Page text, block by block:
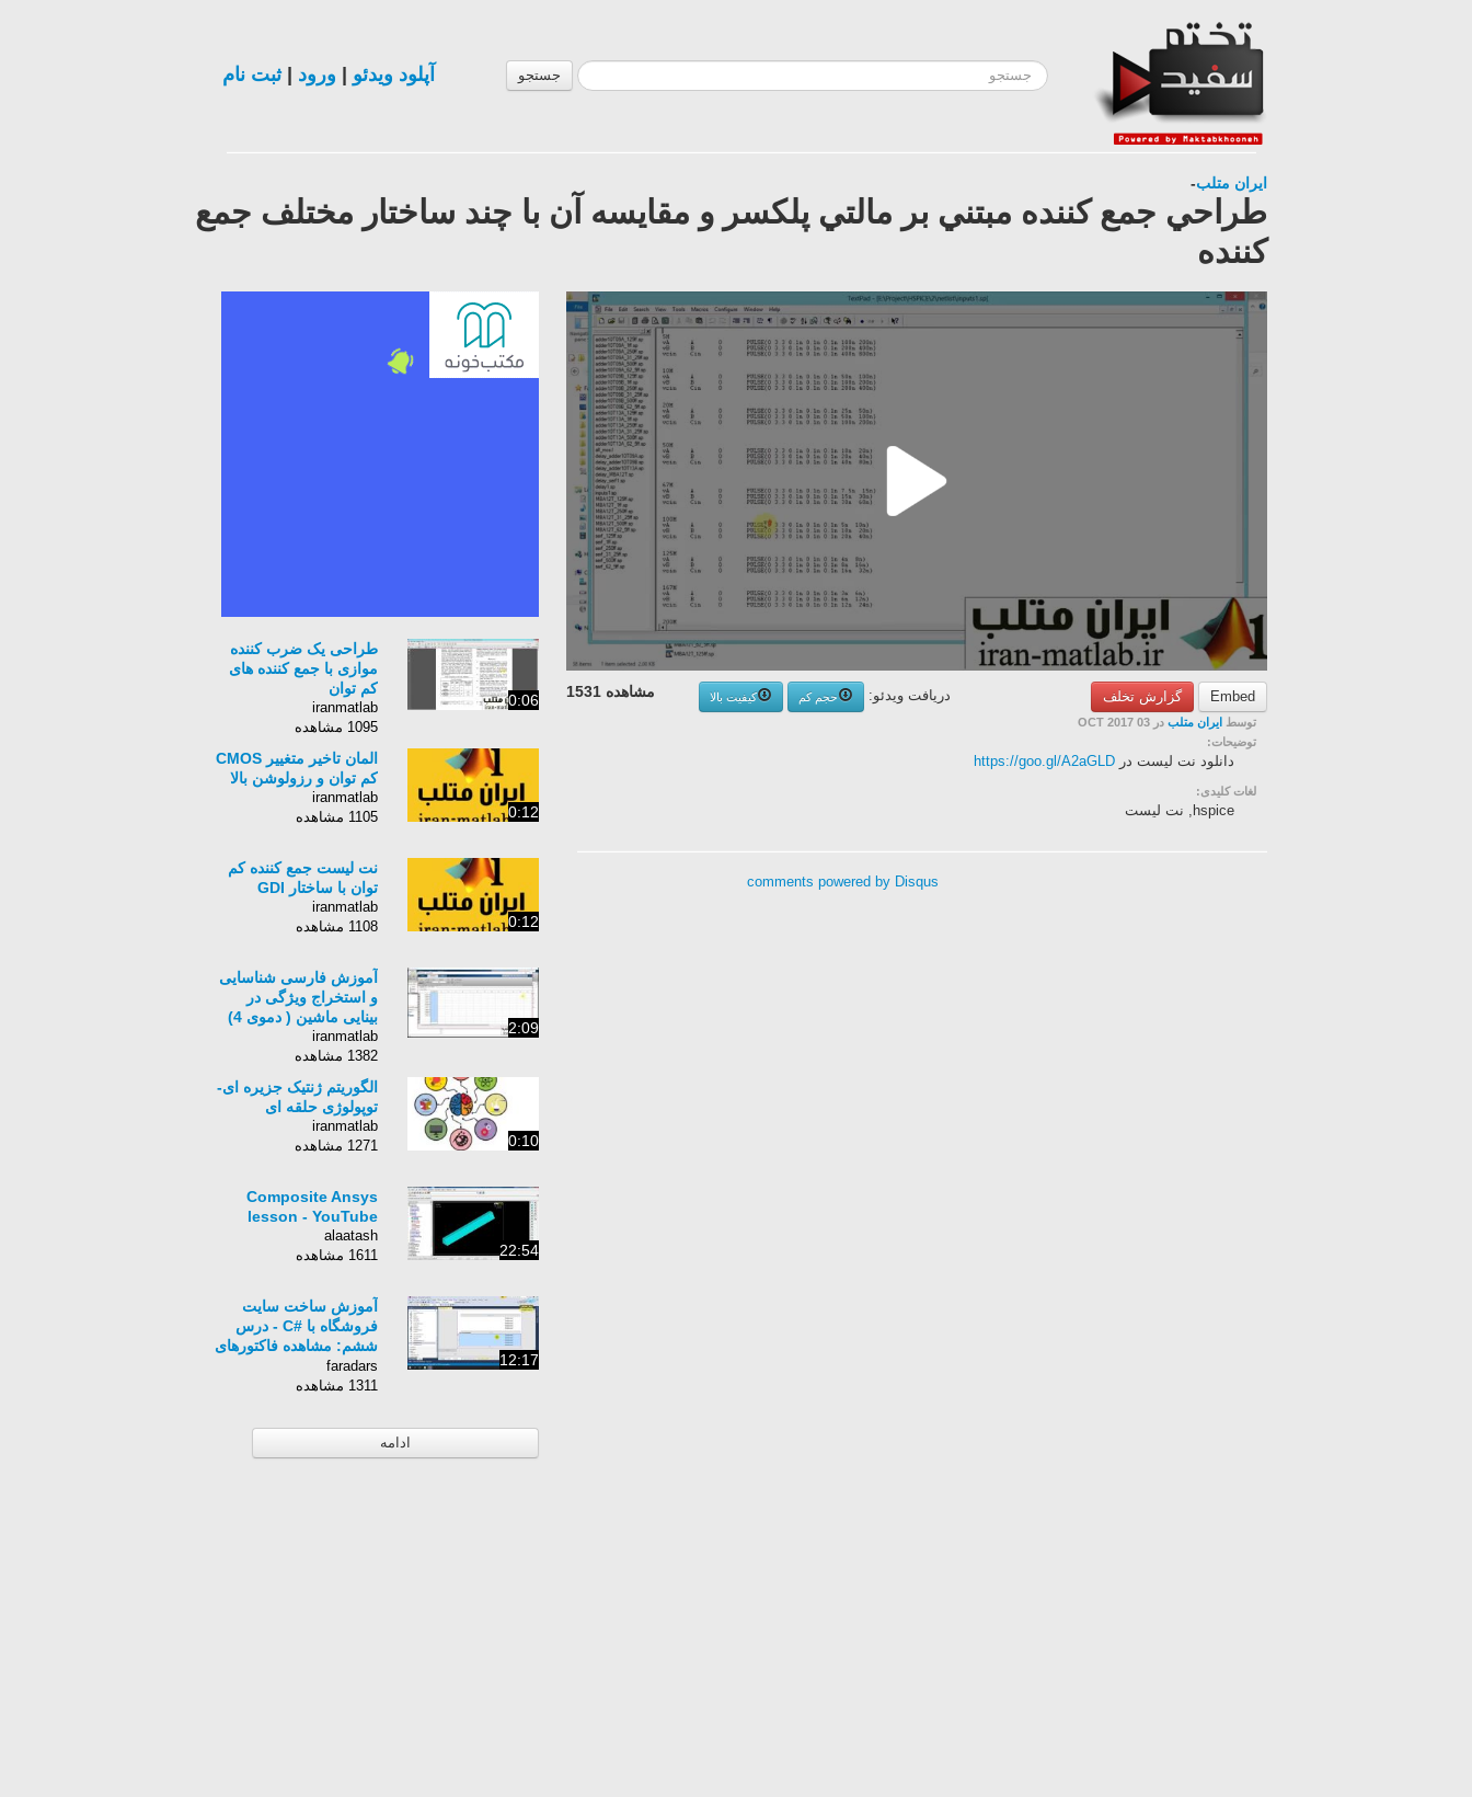
جستجو آپلود ویدئو ورود |ثبت نام
ایران متلب-
طراحي جمع كننده مبتني بر مالتي پلكسر و مقايسه آن با چند ساختار مختلف جمع
كننده
Embed گزارش تخلف مشاهده 1531 دریافت ویدئو: حجم کم
کیفیت بالا
توسط ایران متلب در 03 OCT 2017
توضیحات:
دانلود نت لیست در https://goo.gl/A2aGLD
لغات کلیدی:
hspice, نت لیست
0:06
طراحی یک ضرب کننده
موازی با جمع کننده های
کم توان
iranmatlab
1095 مشاهده
0:12
المان تاخیر متغییر CMOS
کم توان و رزولوشن بالا
iranmatlab
1105 مشاهده
0:12
نت لیست جمع کننده کم
توان با ساختار GDI
iranmatlab
1108 مشاهده
2:09
آموزش فارسی شناسایی
و استخراج ویژگی در
بینایی ماشین ( دموی 4)
iranmatlab
1382 مشاهده
0:10
الگوریتم ژنتیک جزیره ای-
توپولوژی حلقه ای
iranmatlab
1271 مشاهده
22:54
Composite Ansys
lesson - YouTube
alaatash
1611 مشاهده
12:17
آموزش ساخت سایت
فروشگاه با #C - درس
ششم: مشاهده فاکتورهای
فروش (پ)
faradars
1311 مشاهده
ادامه